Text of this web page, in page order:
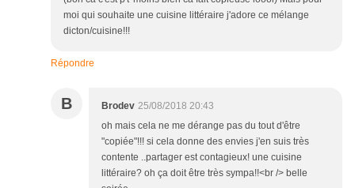
moi qui souhaite une cuisine littéraire j'adore ce mélange
dicton/cuisine!!!
Répondre
B Brodev 25/08/2018 20:43
oh mais cela ne me dérange pas du tout d'être
"copiée"!!! si cela donne des envies j'en suis très
contente ..partager est contagieux! une cuisine
littéraire? oh ça doit être très sympa!!<br /> belle